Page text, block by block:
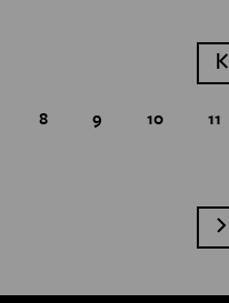
Page
8 Page
9 Page
10 11